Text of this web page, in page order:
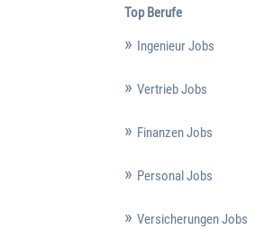
Top Berufe
Ingenieur Jobs
Vertrieb Jobs
Finanzen Jobs
Personal Jobs
Versicherungen Jobs